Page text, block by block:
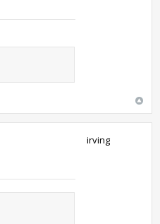
irving